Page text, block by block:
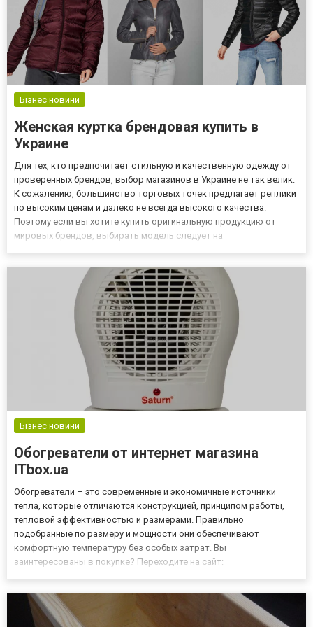
Бізнес новини
Женская куртка брендовая купить в
Украине
Для тех, кто предпочитает стильную и качественную одежду от
проверенных брендов, выбор магазинов в Украине не так велик.
К сожалению, большинство торговых точек предлагает реплики
по высоким ценам и далеко не всегда высокого качества.
Поэтому если вы хотите купить оригинальную продукцию от
мировых брендов, выбирать модель следует на
Бізнес новини
Обогреватели от интернет магазина
ITbox.ua
Обогреватели – это современные и экономичные источники
тепла, которые отличаются конструкцией, принципом работы,
тепловой эффективностью и размерами. Правильно
подобранные по размеру и мощности они обеспечивают
комфортную температуру без особых затрат. Вы
заинтересованы в покупке? Переходите на сайт:
каталог с большим выбором обогрева...